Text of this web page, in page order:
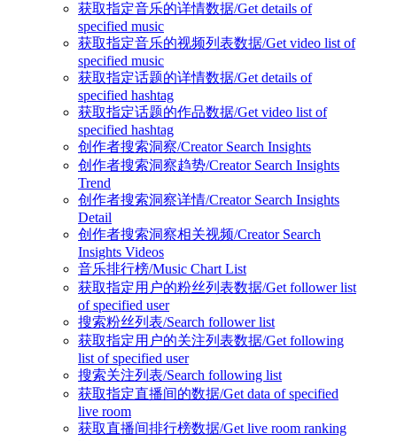
获取指定音乐的详情数据/Get details of
specified music
获取指定音乐的视频列表数据/Get video list of
specified music
获取指定话题的详情数据/Get details of
specified hashtag
获取指定话题的作品数据/Get video list of
specified hashtag
创作者搜索洞察/Creator Search Insights
创作者搜索洞察趋势/Creator Search Insights
Trend
创作者搜索洞察详情/Creator Search Insights
Detail
创作者搜索洞察相关视频/Creator Search
Insights Videos
音乐排行榜/Music Chart List
获取指定用户的粉丝列表数据/Get follower list
of specified user
搜索粉丝列表/Search follower list
获取指定用户的关注列表数据/Get following
list of specified user
搜索关注列表/Search following list
获取指定直播间的数据/Get data of specified
live room
获取直播间排行榜数据/Get live room ranking